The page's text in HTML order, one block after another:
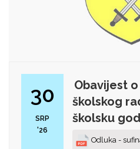
30
SRP
'26
Obavijest
školskog
školsku
Odluka -